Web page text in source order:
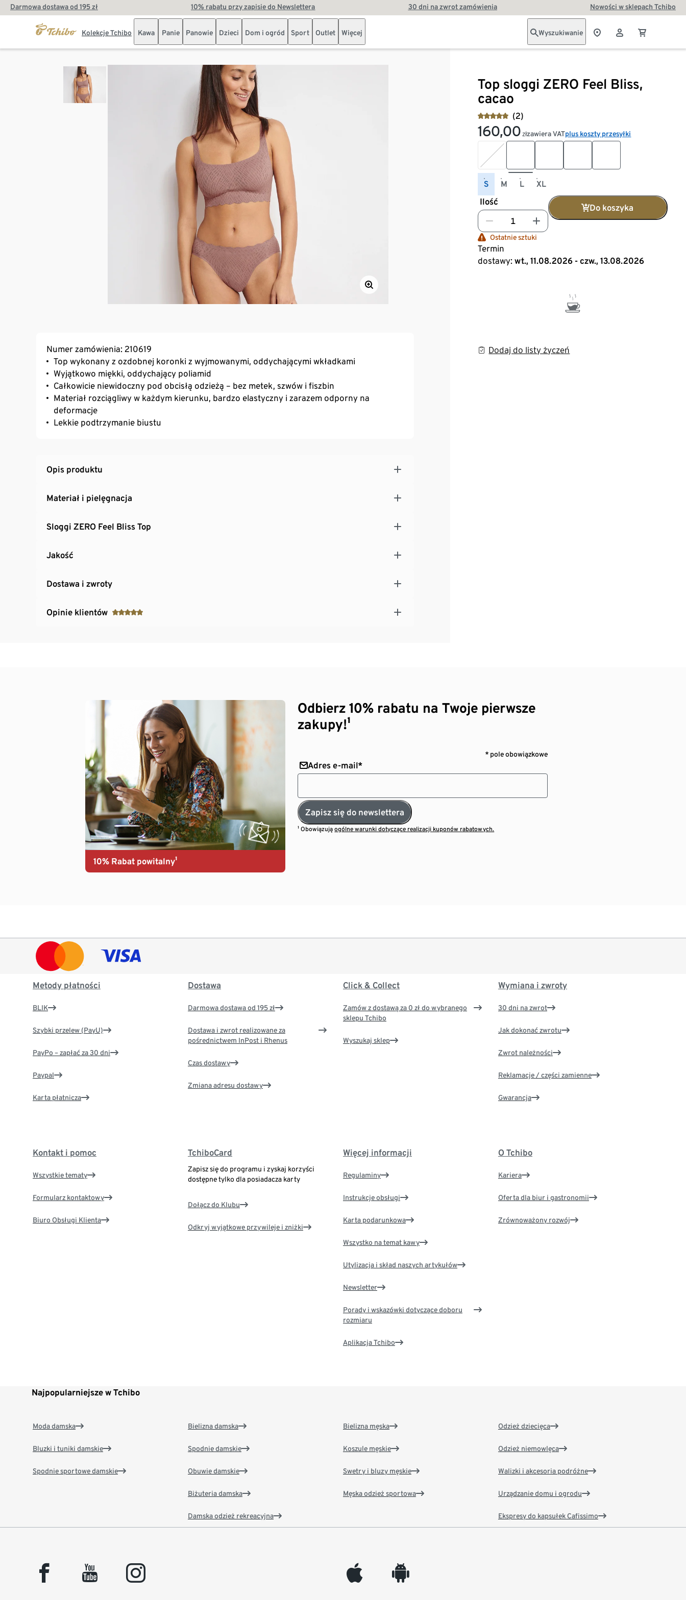
Darmowa dostawa od 195 zł 10% rabatu przy zapisie do Newslettera 30 dni na zwrot zamówienia Nowości w sklepach Tchibo
Kolekcje Tchibo Kawa Panie Panowie Dzieci Dom i ogród Sport Outlet Więcej Wyszukiwanie
Top sloggi ZERO Feel Bliss,
cacao
(2)
160,00 złzawiera VATplus koszty przesyłki
S M L XL
Ilość
Do koszyka
Ostatnie sztuki
Termin
dostawy: wt., 11.08.2026 - czw., 13.08.2026
Dodaj do listy życzeń
Numer zamówienia: 210619
Top wykonany z ozdobnej koronki z wyjmowanymi, oddychającymi wkładkami
Wyjątkowo miękki, oddychający poliamid
Całkowicie niewidoczny pod obcisłą odzieżą – bez metek, szwów i fiszbin
Materiał rozciągliwy w każdym kierunku, bardzo elastyczny i zarazem odporny na
deformacje
Lekkie podtrzymanie biustu
Opis produktu
Materiał i pielęgnacja
Sloggi ZERO Feel Bliss Top
Jakość
Dostawa i zwroty
Opinie klientów
10% Rabat powitalny¹
Odbierz 10% rabatu na Twoje pierwsze
zakupy!¹
* pole obowiązkowe
Adres e-mail*
Zapisz się do newslettera
¹ Obowiązująogólne warunki dotyczące realizacji kuponów rabatowych.
Metody płatności
BLIK
Szybki przelew (PayU)
PayPo – zapłać za 30 dni
Paypal
Karta płatnicza
Dostawa
Darmowa dostawa od 195 zł
Dostawa i zwrot realizowane za
pośrednictwem InPost i Rhenus
Czas dostawy
Zmiana adresu dostawy
Click & Collect
Zamów z dostawą za 0 zł do wybranego
sklepu Tchibo
Wyszukaj sklep
Wymiana i zwroty
30 dni na zwrot
Jak dokonać zwrotu
Zwrot należności
Reklamacje / części zamienne
Gwarancja
Kontakt i pomoc
Wszystkie tematy
Formularz kontaktowy
Biuro Obsługi Klienta
TchiboCard
Zapisz się do programu i zyskaj korzyści
dostępne tylko dla posiadacza karty
Dołącz do Klubu
Odkryj wyjątkowe przywileje i zniżki
Więcej informacji
Regulaminy
Instrukcje obsługi
Karta podarunkowa
Wszystko na temat kawy
Utylizacja i skład naszych artykułów
Newsletter
Porady i wskazówki dotyczące doboru
rozmiaru
Aplikacja Tchibo
O Tchibo
Kariera
Oferta dla biur i gastronomii
Zrównoważony rozwój
Najpopularniejsze w Tchibo
Moda damska
Bluzki i tuniki damskie
Spodnie sportowe damskie
Bielizna damska
Spodnie damskie
Obuwie damskie
Biżuteria damska
Damska odzież rekreacyjna
Bielizna męska
Koszule męskie
Swetry i bluzy męskie
Męska odzież sportowa
Odzież dziecięca
Odzież niemowlęca
Walizki i akcesoria podróżne
Urządzanie domu i ogrodu
Ekspresy do kapsułek Cafissimo
facebook youtube instagram appleinc android